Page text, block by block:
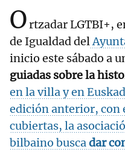
Ortzadar LGTBI+,
de Igualdad del
inicio este sábado a
guiadas sobre la
en la villa y en
edición anterior, con
cubiertas, la
bilbaino buscadar